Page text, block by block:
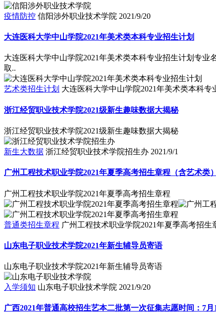
疫情防控 信阳涉外职业技术学院 2021/9/20
大连医科大学中山学院2021年美术类本科专业招生计划
大连医科大学中山学院2021年美术类本科专业招生计划专业
取..
艺术类招生计划 大连医科大学中山学院2021年美术类本科专
浙江经贸职业技术学院2021级新生趣味数据大揭秘
浙江经贸职业技术学院2021级新生趣味数据大揭秘
新生大数据 浙江经贸职业技术学院招生办 2021/9/1
广州工程技术职业学院2021年夏季高考招生章程（含艺术类）
广州工程技术职业学院2021年夏季高考招生章程
普通类招生章程 广州工程技术职业学院2021年夏季高考招生
山东电子职业技术学院2021年新生辅导员寄语
山东电子职业技术学院2021年新生辅导员寄语
入学须知 山东电子职业技术学院 2021/9/20
广西2021年普通高校招生艺本二批第一次征集志愿时间：7月